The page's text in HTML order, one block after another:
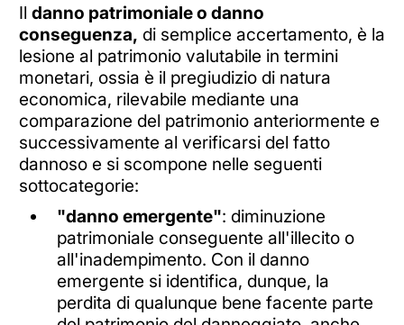
Il danno patrimoniale o danno
conseguenza, di semplice accertamento, è la
lesione al patrimonio valutabile in termini
monetari, ossia è il pregiudizio di natura
economica, rilevabile mediante una
comparazione del patrimonio anteriormente e
successivamente al verificarsi del fatto
dannoso e si scompone nelle seguenti
sottocategorie:
"danno emergente": diminuzione
patrimoniale conseguente all'illecito o
all'inadempimento. Con il danno
emergente si identifica, dunque, la
perdita di qualunque bene facente parte